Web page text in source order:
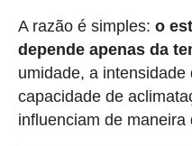
A razão é simples: o
depende apenas da
umidade, a
capacidade de
influenciam de maneira